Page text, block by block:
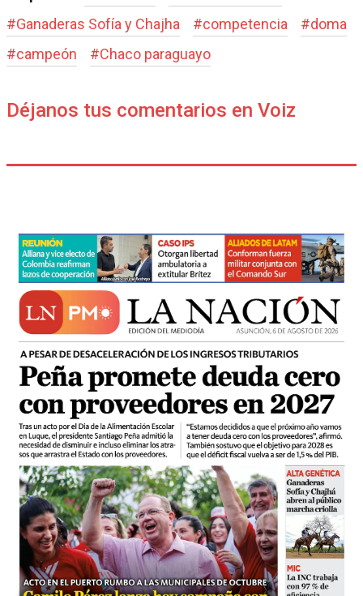
#Ganaderas Sofía y Chajha #competencia #doma
#campeón #Chaco paraguayo
Déjanos tus comentarios en Voiz